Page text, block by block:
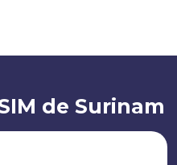
de Surinam